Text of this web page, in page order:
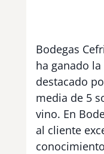
Bodegas
ha ganado
destacado
media de 5
vino. En
al cliente